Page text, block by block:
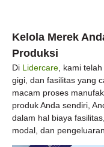
Kelola Merek
Produksi
Di Lidercare , kami
gigi, dan fasilitas yang
macam proses
produk Anda sendiri,
dalam hal biaya
modal, dan